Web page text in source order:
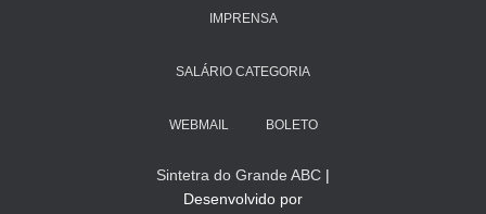
IMPRENSA
SALÁRIO CATEGORIA
WEBMAIL BOLETO
Sintetra do Grande ABC |
Desenvolvido por